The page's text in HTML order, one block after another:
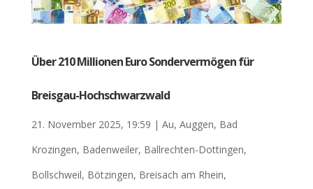
Über 210 Millionen Euro Sondervermögen für
Breisgau-Hochschwarzwald
21. November 2025, 19:59 | Au, Auggen, Bad
Krozingen, Badenweiler, Ballrechten-Dottingen,
Bollschweil, Bötzingen, Breisach am Rhein,